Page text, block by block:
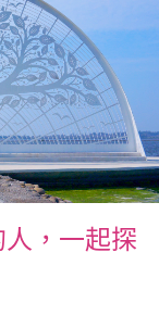
人，一起探